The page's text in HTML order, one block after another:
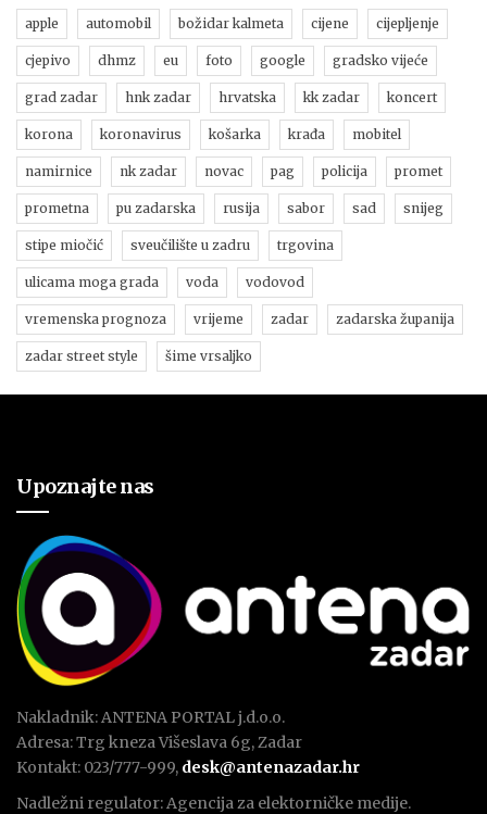
apple automobil božidar kalmeta cijene cijepljenje
cjepivo dhmz eu foto google gradsko vijeće
grad zadar hnk zadar hrvatska kk zadar koncert
korona koronavirus košarka krađa mobitel
namirnice nk zadar novac pag policija promet
prometna pu zadarska rusija sabor sad snijeg
stipe miočić sveučilište u zadru trgovina
ulicama moga grada voda vodovod
vremenska prognoza vrijeme zadar zadarska županija
zadar street style šime vrsaljko
Upoznajte nas
Nakladnik: ANTENA PORTAL j.d.o.o.
Adresa: Trg kneza Višeslava 6g, Zadar
Kontakt: 023/777-999, desk@antenazadar.hr
Nadležni regulator: Agencija za elektorničke medije.